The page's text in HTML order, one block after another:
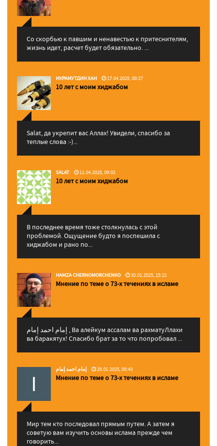
Со скорбью к павшим и ненавестью к притеснителям,
жизнь идет, расчет будет обязательно. ...
ИКРАМУТДИН ХАН 17.04.2025, 00:27
10 лет с моим хиджабом
Salat, да укрепит вас Аллаx! Увидели, спасибо за
теплые слова :-)...
SALAT 11.04.2025, 09:02
10 лет с моим хиджабом
В последнее время тоже столкнулась с этой
проблемой. Ощущение будто я поспешила с
хиджабом и рано по...
HAMZA CHERNOMORCHENKO 30.01.2025, 15:22
Мнение по теме о 73-х течениях в исламе
إمام احمد إمام , Ва алейкум ассалам ва рахматуЛлахи
ва баракятух! Спасибо брат за то что попробовал ...
إمام احمد إمام 29.01.2025, 00:43
Мнение по теме о 73-х течениях в исламе
Мир тем кто последовал прямым путем. А затем я
советую вам изучить основы ислама прежде чем
говорить...